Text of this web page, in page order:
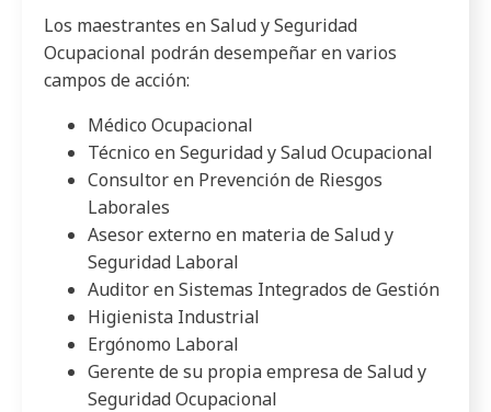
Los maestrantes en Salud y Seguridad
Ocupacional podrán desempeñar en varios
campos de acción:
Médico Ocupacional
Técnico en Seguridad y Salud Ocupacional
Consultor en Prevención de Riesgos
Laborales
Asesor externo en materia de Salud y
Seguridad Laboral
Auditor en Sistemas Integrados de Gestión
Higienista Industrial
Ergónomo Laboral
Gerente de su propia empresa de Salud y
Seguridad Ocupacional